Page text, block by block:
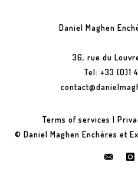
Daniel Maghen
36, rue du
Tel: +33 (0)1
Terms of services |
© Daniel Maghen Enchères et